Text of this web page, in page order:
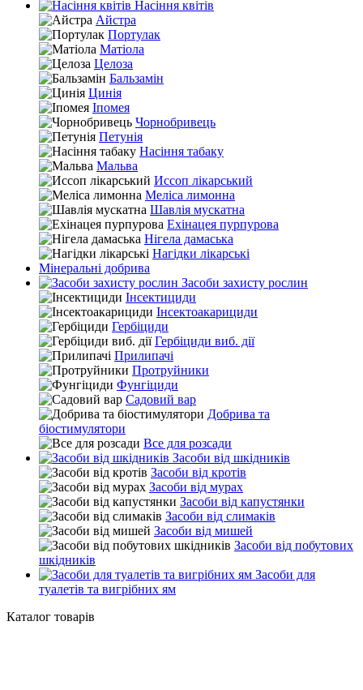
Насіння квітів
Айстра
Портулак
Матіола
Целоза
Бальзамін
Цинія
Іпомея
Чорнобривець
Петунія
Насіння табаку
Мальва
Иссоп лікарський
Меліса лимонна
Шавлія мускатна
Ехінацея пурпурова
Нігела дамаська
Нагідки лікарські
Мінеральні добрива
Засоби захисту рослин
Інсектициди
Інсектоакарициди
Гербіциди
Гербіциди виб. дії
Прилипачі
Протруйники
Фунгіциди
Садовий вар
Добрива та
біостимулятори
Все для розсади
Засоби від шкідників
Засоби від кротів
Засоби від мурах
Засоби від капустянки
Засоби від слимаків
Засоби від мишей
Засоби від побутових
шкідників
Засоби для
туалетів та вигрібних ям
Каталог товарів